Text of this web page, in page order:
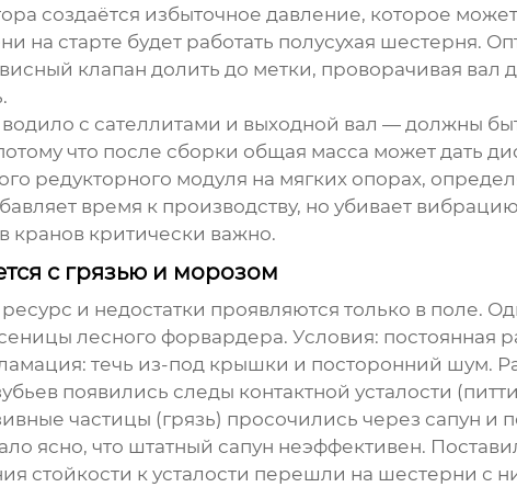
создаётся избыточное давление, которое
на старте будет работать полусухая шестерня.
клапан долить до метки, проворачивая вал
с сателлитами и выходной вал — должны
что после сборки общая масса может дать
редукторного модуля на мягких опорах,
время к производству, но убивает
кранов критически важно.
с грязью и морозом
и недостатки проявляются только в поле.
лесного форвардера. Условия: постоянная
течь из-под крышки и посторонний шум.
появились следы контактной усталости
частицы (грязь) просочились через сапун и
ясно, что штатный сапун неэффективен.
стойкости к усталости перешли на шестерни с